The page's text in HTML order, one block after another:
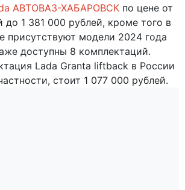
АВТОВАЗ-ХАБАРОВСК по цене от
до 1 381 000 рублей, кроме того в
присутствуют модели 2024 года
доступны 8 комплектаций.
Lada Granta liftback в России
стоит 1 077 000 рублей.